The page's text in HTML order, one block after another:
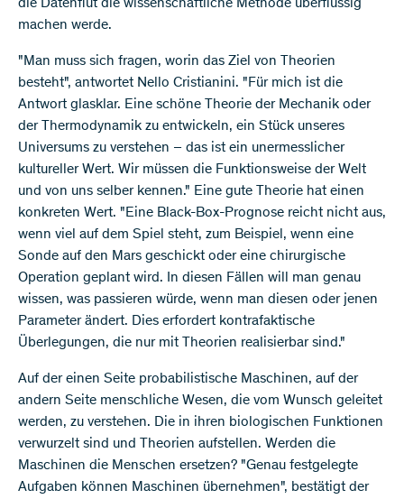
die Datenflut die wissenschaftliche Methode überflüssig
machen werde.
"Man muss sich fragen, worin das Ziel von Theorien
besteht", antwortet Nello Cristianini. "Für mich ist die
Antwort glasklar. Eine schöne Theorie der Mechanik oder
der Thermodynamik zu entwickeln, ein Stück unseres
Universums zu verstehen – das ist ein unermesslicher
kultureller Wert. Wir müssen die Funktionsweise der Welt
und von uns selber kennen." Eine gute Theorie hat einen
konkreten Wert. "Eine Black-Box-Prognose reicht nicht aus,
wenn viel auf dem Spiel steht, zum Beispiel, wenn eine
Sonde auf den Mars geschickt oder eine chirurgische
Operation geplant wird. In diesen Fällen will man genau
wissen, was passieren würde, wenn man diesen oder jenen
Parameter ändert. Dies erfordert kontrafaktische
Überlegungen, die nur mit Theorien realisierbar sind."
Auf der einen Seite probabilistische Maschinen, auf der
andern Seite menschliche Wesen, die vom Wunsch geleitet
werden, zu verstehen. Die in ihren biologischen Funktionen
verwurzelt sind und Theorien aufstellen. Werden die
Maschinen die Menschen ersetzen? "Genau festgelegte
Aufgaben können Maschinen übernehmen", bestätigt der